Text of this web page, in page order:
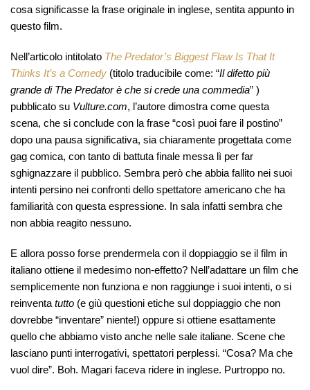
cosa significasse la frase originale in inglese, sentita appunto in
questo film.
Nell’articolo intitolato The Predator’s Biggest Flaw Is That It
Thinks It’s a Comedy (titolo traducibile come: “Il difetto più
grande di The Predator è che si crede una commedia” )
pubblicato su Vulture.com, l’autore dimostra come questa
scena, che si conclude con la frase “così puoi fare il postino”
dopo una pausa significativa, sia chiaramente progettata come
gag comica, con tanto di battuta finale messa lì per far
sghignazzare il pubblico. Sembra però che abbia fallito nei suoi
intenti persino nei confronti dello spettatore americano che ha
familiarità con questa espressione. In sala infatti sembra che
non abbia reagito nessuno.
E allora posso forse prendermela con il doppiaggio se il film in
italiano ottiene il medesimo non-effetto? Nell’adattare un film che
semplicemente non funziona e non raggiunge i suoi intenti, o si
reinventa tutto (e giù questioni etiche sul doppiaggio che non
dovrebbe “inventare” niente!) oppure si ottiene esattamente
quello che abbiamo visto anche nelle sale italiane. Scene che
lasciano punti interrogativi, spettatori perplessi. “Cosa? Ma che
vuol dire”. Boh. Magari faceva ridere in inglese. Purtroppo no.